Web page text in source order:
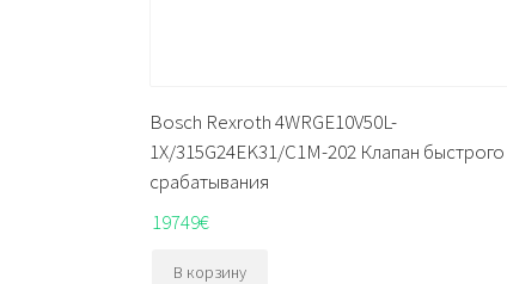
Bosch Rexroth 4WRGE10V50L-
1X/315G24EK31/C1M-202 Клапан быстрого
срабатывания
19749€
В корзину